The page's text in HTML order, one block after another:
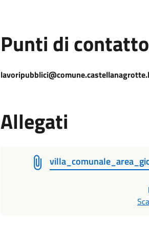
Punti di contatto
Allegati